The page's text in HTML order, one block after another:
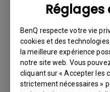
Réglages
BenQ respecte votre vie
cookies et des
la meilleure expérience
notre site web. Vous
cliquant sur « Accepter les
strictement nécessaires »
par la suite.
Vous devez
sauf indication
prestataire de
devez prépayer les
d’exportation, droits